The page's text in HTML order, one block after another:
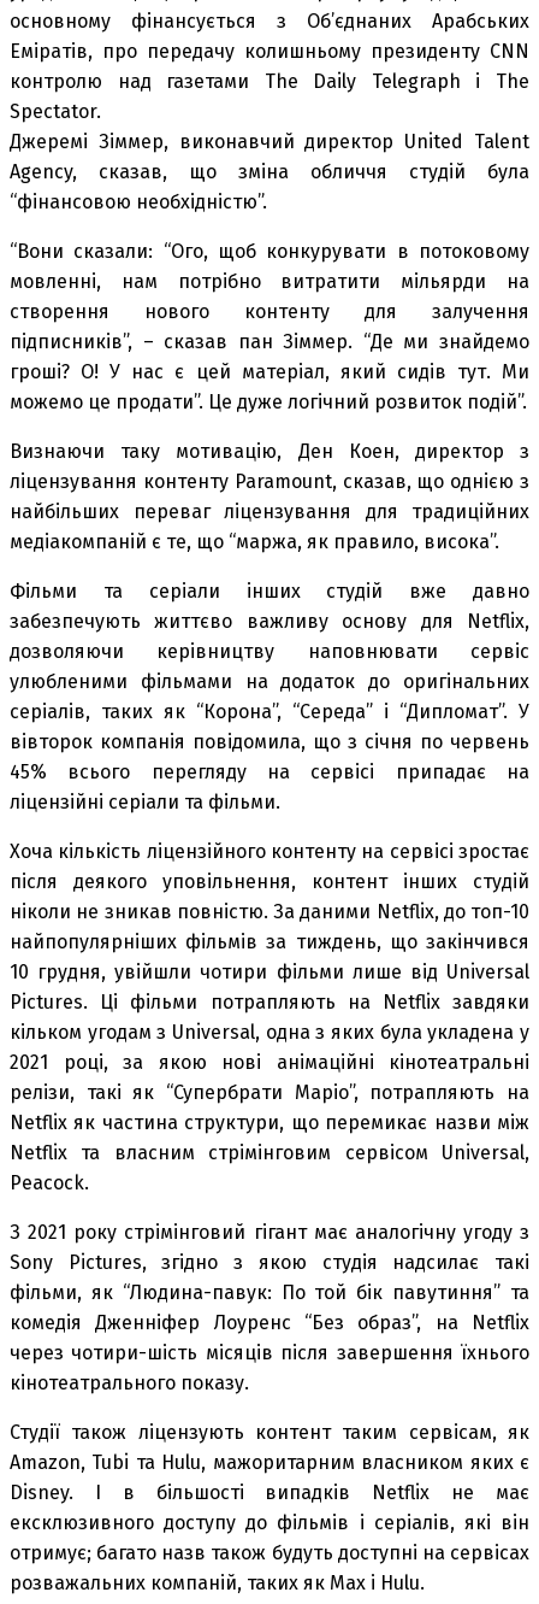
основному фінансується з Об’єднаних Арабських
Еміратів, про передачу колишньому президенту CNN
контролю над газетами The Daily Telegraph і The
Spectator.
Джеремі Зіммер, виконавчий директор United Talent
Agency, сказав, що зміна обличчя студій була
“фінансовою необхідністю”.
“Вони сказали: “Ого, щоб конкурувати в потоковому
мовленні, нам потрібно витратити мільярди на
створення нового контенту для залучення
підписників”, – сказав пан Зіммер. “Де ми знайдемо
гроші? О! У нас є цей матеріал, який сидів тут. Ми
можемо це продати”. Це дуже логічний розвиток подій”.
Визнаючи таку мотивацію, Ден Коен, директор з
ліцензування контенту Paramount, сказав, що однією з
найбільших переваг ліцензування для традиційних
медіакомпаній є те, що “маржа, як правило, висока”.
Фільми та серіали інших студій вже давно
забезпечують життєво важливу основу для Netflix,
дозволяючи керівництву наповнювати сервіс
улюбленими фільмами на додаток до оригінальних
серіалів, таких як “Корона”, “Середа” і “Дипломат”. У
вівторок компанія повідомила, що з січня по червень
45% всього перегляду на сервісі припадає на
ліцензійні серіали та фільми.
Хоча кількість ліцензійного контенту на сервісі зростає
після деякого уповільнення, контент інших студій
ніколи не зникав повністю. За даними Netflix, до топ-10
найпопулярніших фільмів за тиждень, що закінчився
10 грудня, увійшли чотири фільми лише від Universal
Pictures. Ці фільми потрапляють на Netflix завдяки
кільком угодам з Universal, одна з яких була укладена у
2021 році, за якою нові анімаційні кінотеатральні
релізи, такі як “Супербрати Маріо”, потрапляють на
Netflix як частина структури, що перемикає назви між
Netflix та власним стрімінговим сервісом Universal,
Peacock.
З 2021 року стрімінговий гігант має аналогічну угоду з
Sony Pictures, згідно з якою студія надсилає такі
фільми, як “Людина-павук: По той бік павутиння” та
комедія Дженніфер Лоуренс “Без образ”, на Netflix
через чотири-шість місяців після завершення їхнього
кінотеатрального показу.
Студії також ліцензують контент таким сервісам, як
Amazon, Tubi та Hulu, мажоритарним власником яких є
Disney. І в більшості випадків Netflix не має
ексклюзивного доступу до фільмів і серіалів, які він
отримує; багато назв також будуть доступні на сервісах
розважальних компаній, таких як Max і Hulu.